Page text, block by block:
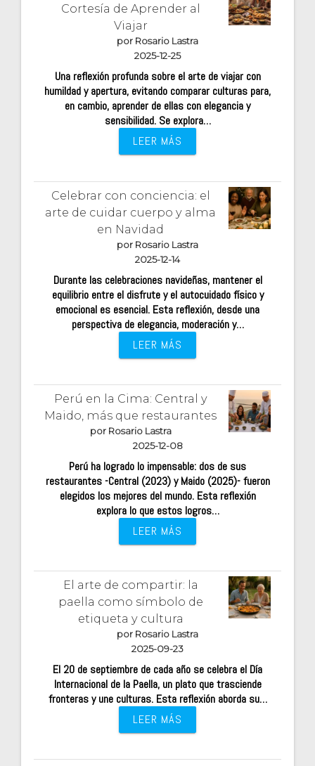
Cortesía de Aprender al
Viajar
por Rosario Lastra
2025-12-25
Una reflexión profunda sobre el arte de viajar con
humildad y apertura, evitando comparar culturas para,
en cambio, aprender de ellas con elegancia y
sensibilidad. Se explora…
LEER MÁS
Celebrar con conciencia: el
arte de cuidar cuerpo y alma
en Navidad
por Rosario Lastra
2025-12-14
Durante las celebraciones navideñas, mantener el
equilibrio entre el disfrute y el autocuidado físico y
emocional es esencial. Esta reflexión, desde una
perspectiva de elegancia, moderación y…
LEER MÁS
Perú en la Cima: Central y
Maido, más que restaurantes
por Rosario Lastra
2025-12-08
Perú ha logrado lo impensable: dos de sus
restaurantes -Central (2023) y Maido (2025)- fueron
elegidos los mejores del mundo. Esta reflexión
explora lo que estos logros…
LEER MÁS
El arte de compartir: la
paella como símbolo de
etiqueta y cultura
por Rosario Lastra
2025-09-23
El 20 de septiembre de cada año se celebra el Día
Internacional de la Paella, un plato que trasciende
fronteras y une culturas. Esta reflexión aborda su…
LEER MÁS